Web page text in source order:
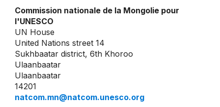
Commission nationale de la Mongolie pour
l'UNESCO
UN House
United Nations street 14
Sukhbaatar district, 6th Khoroo
Ulaanbaatar
Ulaanbaatar
14201
natcom.mn@natcom.unesco.org